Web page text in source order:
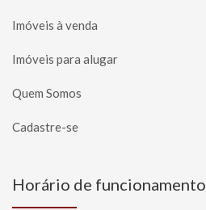
Imóveis à venda
Imóveis para alugar
Quem Somos
Cadastre-se
Horário de funcionamento